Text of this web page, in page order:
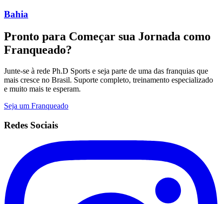
Bahia
Pronto para Começar sua Jornada como
Franqueado?
Junte-se à rede Ph.D Sports e seja parte de uma das franquias que
mais cresce no Brasil. Suporte completo, treinamento especializado
e muito mais te esperam.
Seja um Franqueado
Redes Sociais